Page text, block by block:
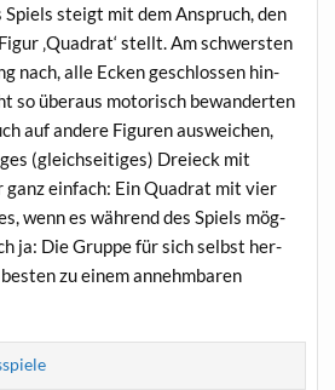
steigt mit dem Anspruch, den
‚Qua­drat‘ stellt. Am schwers­ten
nach, alle Ecken geschlos­sen hin­
so über­aus moto­risch bewan­der­ten
auf ande­re Figu­ren aus­wei­chen,
(gleich­sei­ti­ges) Drei­eck mit
ganz ein­fach: Ein Qua­drat mit vier
wenn es wäh­rend des Spiels mög­
ja: Die Grup­pe für sich selbst her­
zu einem annehm­ba­ren